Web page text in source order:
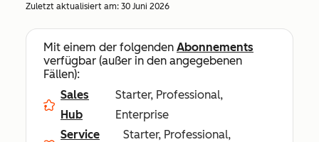
Zuletzt aktualisiert am: 30 Juni 2026
Mit einem der folgenden Abonnements
verfügbar (außer in den angegebenen
Fällen):
Sales
Hub
Starter, Professional,
Enterprise
Service
Starter, Professional,